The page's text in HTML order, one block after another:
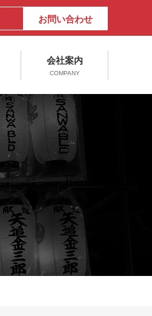
お問い合わせ
会社案内
COMPANY